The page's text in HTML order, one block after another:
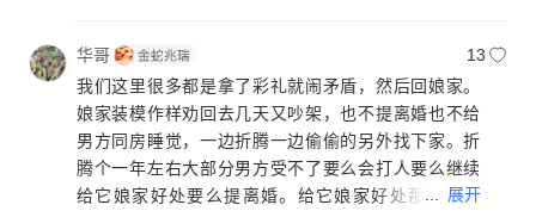
华哥
13
我们这里很多都是拿了彩礼就闹矛盾，然后回娘家。
娘家装模作样劝回去几天又吵架，也不提离婚也不给
男方同房睡觉，一边折腾一边偷偷的另外找下家。折
腾个一年左右大部分男方受不了要么会打人要么继续
给它娘家好处要么提离婚。给它娘家好处那是无底
... 展开